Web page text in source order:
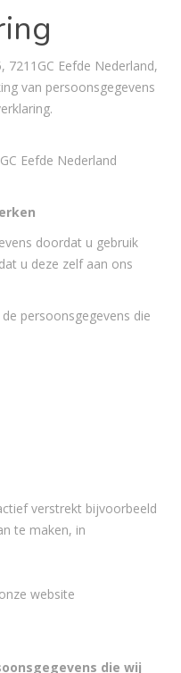
7211GC Eefde Nederland,
van persoonsgegevens
Eefde Nederland
doordat u gebruik
u deze zelf aan ons
persoonsgegevens die
verstrekt bijvoorbeeld
te maken, in
website
die wij